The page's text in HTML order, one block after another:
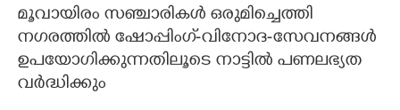
മൂവായിരം സഞ്ചാരികൾ ഒരുമിച്ചെത്തി
നഗരത്തിൽ ഷോപ്പിംഗ്-വിനോദ-സേവനങ്ങൾ
ഉപയോഗിക്കുന്നതിലൂടെ നാട്ടിൽ പണലഭ്യത
വർദ്ധിക്കും